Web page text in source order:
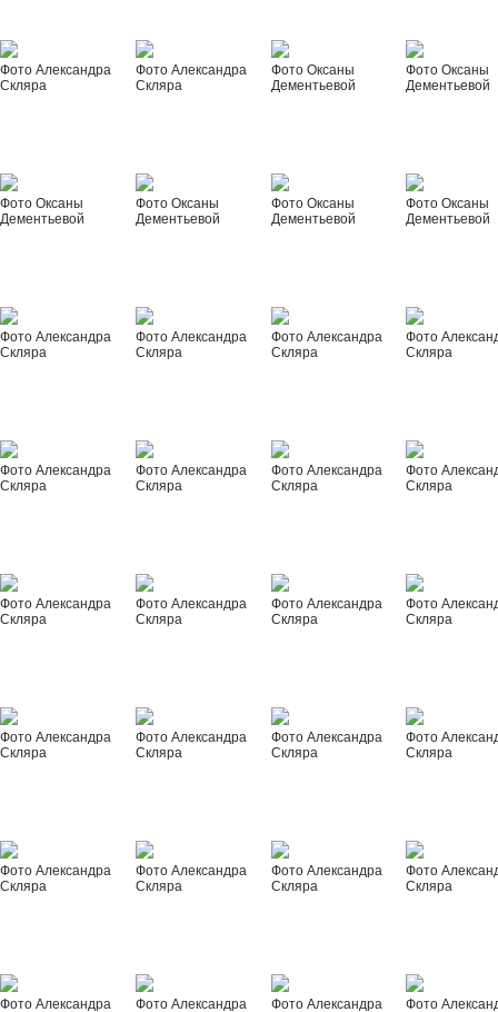
Фото Александра
Скляра
Фото Александра
Скляра
Фото Оксаны
Дементьевой
Фото Оксаны
Дементьевой
Фото Оксаны
Дементьевой
Фото Оксаны
Дементьевой
Фото Оксаны
Дементьевой
Фото Оксаны
Дементьевой
Фото Александра
Скляра
Фото Александра
Скляра
Фото Александра
Скляра
Фото
Скляра
Фото Александра
Скляра
Фото Александра
Скляра
Фото Александра
Скляра
Фото
Скляра
Фото Александра
Скляра
Фото Александра
Скляра
Фото Александра
Скляра
Фото
Скляра
Фото Александра
Скляра
Фото Александра
Скляра
Фото Александра
Скляра
Фото
Скляра
Фото Александра
Скляра
Фото Александра
Скляра
Фото Александра
Скляра
Фото
Скляра
Фото Александра
Фото Александра
Фото Александра
Фото